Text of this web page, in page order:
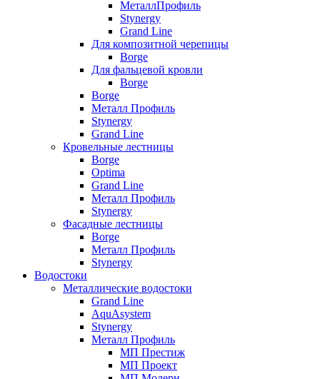
МеталлПрофиль
Stynergy
Grand Line
Для композитной черепицы
Borge
Для фальцевой кровли
Borge
Borge
Металл Профиль
Stynergy
Grand Line
Кровельные лестницы
Borge
Optima
Grand Line
Металл Профиль
Stynergy
Фасадные лестницы
Borge
Металл Профиль
Stynergy
Водостоки
Металлические водостоки
Grand Line
AquAsystem
Stynergy
Металл Профиль
МП Престиж
МП Проект